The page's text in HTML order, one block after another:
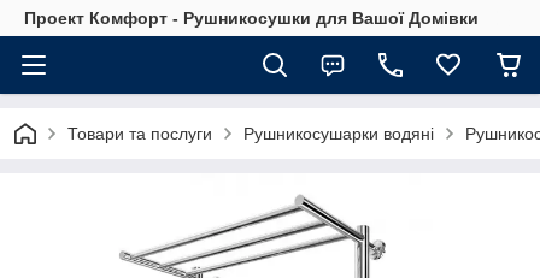
Проект Комфорт - Рушникосушки для Вашої Домівки
Товари та послуги Рушникосушарки водяні